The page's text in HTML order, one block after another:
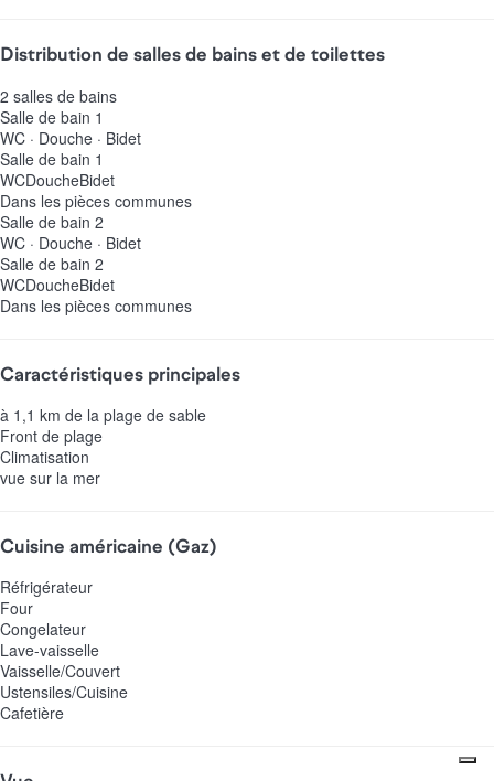
Distribution de salles de bains et de toilettes
2 salles de bains
Salle de bain 1
WC · Douche · Bidet
Salle de bain 1
WCDoucheBidet
Dans les pièces communes
Salle de bain 2
WC · Douche · Bidet
Salle de bain 2
WCDoucheBidet
Dans les pièces communes
Caractéristiques principales
à 1,1 km de la plage de sable
Front de plage
Climatisation
vue sur la mer
Cuisine américaine (Gaz)
Réfrigérateur
Four
Congelateur
Lave-vaisselle
Vaisselle/Couvert
Ustensiles/Cuisine
Cafetière